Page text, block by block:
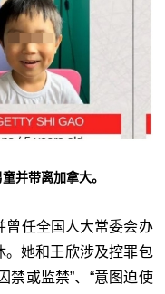
并带离加拿大。
曾任全国人大常委会办
。她和王欣涉及控罪包
禁或监禁”、“意图迫使